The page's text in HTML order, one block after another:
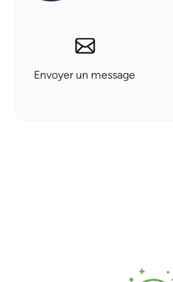
Envoyer un message